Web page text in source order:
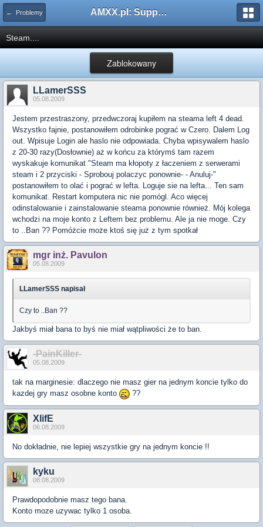
← Problemy AMXX.pl: Support AMX Mod X i SourceMod
Steam....
Zablokowany
LLamerSSS
05.08.2009
Jestem przestraszony, przedwczoraj kupiłem na steama left 4 dead.
Wszystko fajnie, postanowiłem odrobinke pograć w Czero. Dalem Log
out. Wpisuje Login ale haslo nie odpowiada. Chyba wpisywalem haslo
z 20-30 razy(Dosłownie) aż w końcu za którymś tam razem
wyskakuje komunikat "Steam ma kłopoty z łaczeniem z serwerami
steam i 2 przyciski - Sprobouj polaczyc ponownie- - Anuluj-"
postanowiłem to olać i pograć w lefta. Loguje sie na lefta... Ten sam
komunikat. Restart komputera nic nie pomógl. Aco więcej
odinstalowanie i zainstalowanie steama ponownie również. Mój kolega
wchodzi na moje konto z Leftem bez problemu. Ale ja nie moge. Czy
to ..Ban ?? Pomóżcie może ktoś się już z tym spotkał
mgr inż. Pavulon
05.08.2009
LLamerSSS napisał
Czy to ..Ban ??
Jakbyś miał bana to byś nie miał wątpliwości że to ban.
-PainKiller-
05.08.2009
tak na marginesie: dlaczego nie masz gier na jednym koncie tylko do
kazdej gry masz osobne konto
??
XlifE
06.08.2009
No dokładnie, nie lepiej wszystkie gry na jednym koncie !!
kyku
08.08.2009
Prawdopodobnie masz tego bana.
Konto moze uzywac tylko 1 osoba.